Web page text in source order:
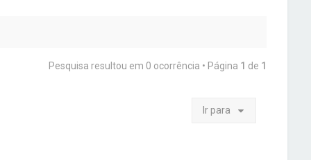
Pesquisa resultou em 0 ocorrência • Página 1 de 1
Ir para